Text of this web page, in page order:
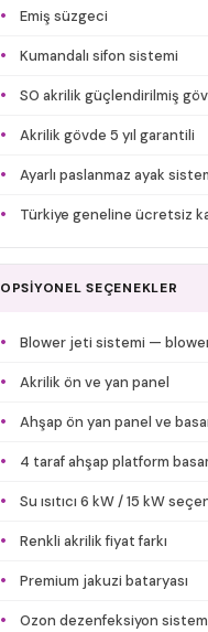
Emiş süzgeci
Kumandalı sifon sistemi
SO akrilik güçlendirilmiş
Akrilik gövde 5 yıl garantili
Ayarlı paslanmaz ayak
Türkiye geneline ücretsiz
OPSİYONEL SEÇENEKLER
Blower jeti sistemi —
Akrilik ön ve yan panel
Ahşap ön yan panel ve
4 taraf ahşap platform
Su ısıtıcı 6 kW / 15 kW
Renkli akrilik fiyat farkı
Premium jakuzi bataryası
Ozon dezenfeksiyon